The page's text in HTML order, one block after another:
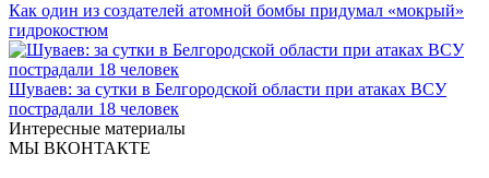
Как один из создателей атомной бомбы придумал «мокрый»
гидрокостюм
Шуваев: за сутки в Белгородской области при атаках ВСУ
пострадали 18 человек
Интересные материалы
МЫ ВКОНТАКТЕ